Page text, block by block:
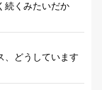
続くみたいだか
、どうしています